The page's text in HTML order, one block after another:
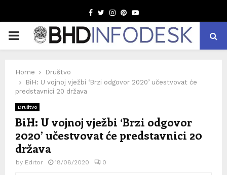
Facebook
TwitterInstagram
Pinterest
Youtube
PRIMARY
Home
Društvo
BiH: U vojnoj vježbi ‘Brzi odgovor 2020’ učestvovat će
predstavnici 20 država
Društvo
BiH: U vojnoj vježbi ‘Brzi odgovor
2020’ učestvovat će predstavnici 20
država
by Editor 18/08/2020 0